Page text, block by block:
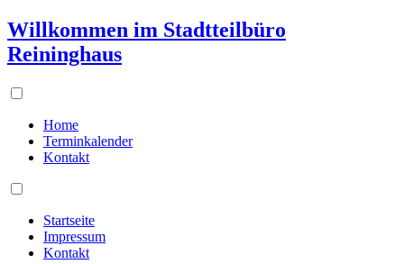
Willkommen im Stadtteilbüro
Reininghaus
Home
Terminkalender
Kontakt
Startseite
Impressum
Kontakt